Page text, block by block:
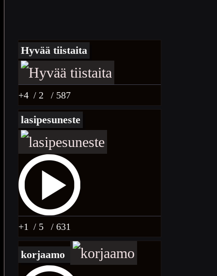
Hyvää tiistaita
+4 / 2 / 587
lasipesuneste
+1 / 5 / 631
korjaamo